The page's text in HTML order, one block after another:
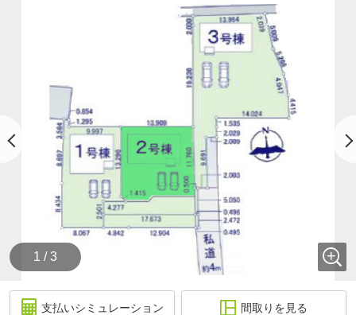
1 / 3
支払いシミュレーション 間取りを見る